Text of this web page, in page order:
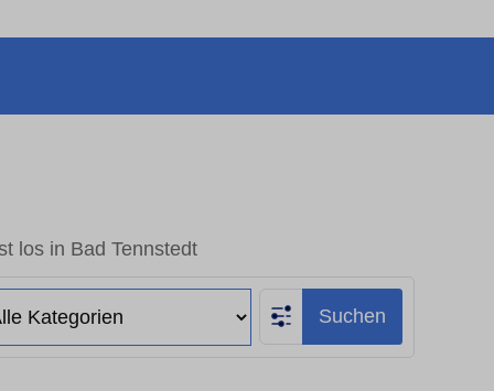
los in Bad Tennstedt
Suchen